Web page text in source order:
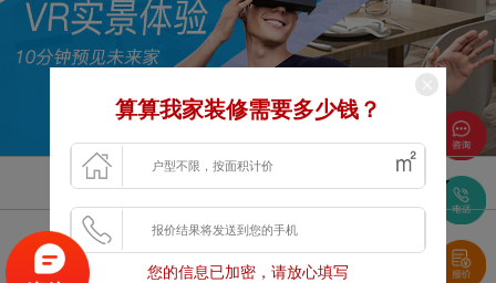
风格 面积 户型
浏览更多VR案例
算算我家装修需要多少钱？
您的信息已加密，请放心填写